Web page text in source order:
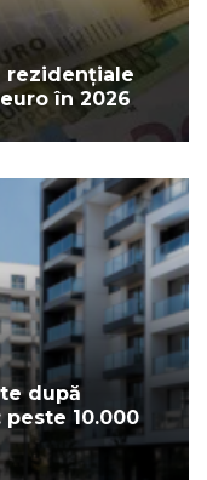
rezidențiale
în 2026
după
peste 10.000